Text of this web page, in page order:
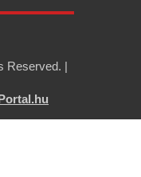
Reserved. |